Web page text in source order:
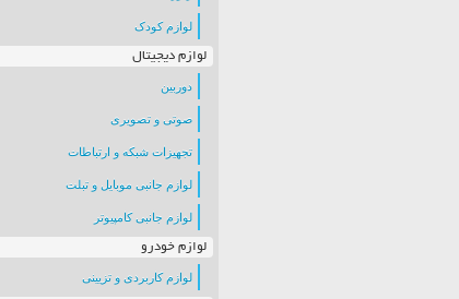
لوازم کودک
لوازم دیجیتال
دوربین
صوتی و تصویری
تجهیزات شبکه و ارتباطات
لوازم جانبی موبایل و تبلت
لوازم جانبی کامپیوتر
لوازم خودرو
لوازم کاربردی و تزیینی